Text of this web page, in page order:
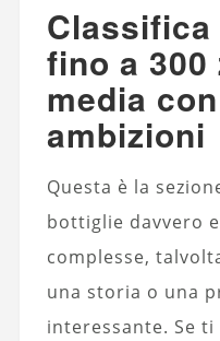
fino a 300
media
ambizioni
Questa è la
bottiglie davvero
complesse,
una storia o una
interessante. Se ti